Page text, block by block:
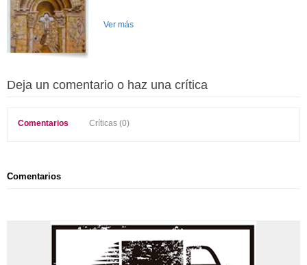
Ver más
Deja un comentario o haz una crítica
Comentarios Críticas (0)
Comentarios